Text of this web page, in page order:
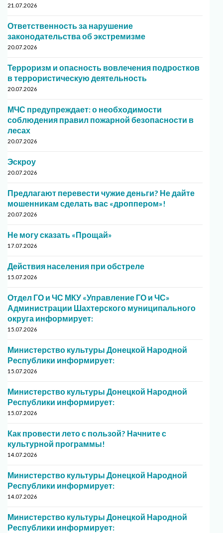
21.07.2026
Ответственность за нарушение
законодательства об экстремизме
20.07.2026
Терроризм и опасность вовлечения подростков
в террористическую деятельность
20.07.2026
МЧС предупреждает: о необходимости
соблюдения правил пожарной безопасности в
лесах
20.07.2026
Эскроу
20.07.2026
Предлагают перевести чужие деньги? Не дайте
мошенникам сделать вас «дроппером»!
20.07.2026
Не могу сказать «Прощай»
17.07.2026
Действия населения при обстреле
15.07.2026
Отдел ГО и ЧС МКУ «Управление ГО и ЧС»
Администрации Шахтерского муниципального
округа информирует:
15.07.2026
Министерство культуры Донецкой Народной
Республики информирует:
15.07.2026
Министерство культуры Донецкой Народной
Республики информирует:
15.07.2026
Как провести лето с пользой? Начните с
культурной программы!
14.07.2026
Министерство культуры Донецкой Народной
Республики информирует:
14.07.2026
Министерство культуры Донецкой Народной
Республики информирует: